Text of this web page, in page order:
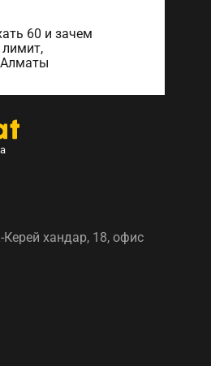
60 и зачем
лимит,
хандар, 18, офис